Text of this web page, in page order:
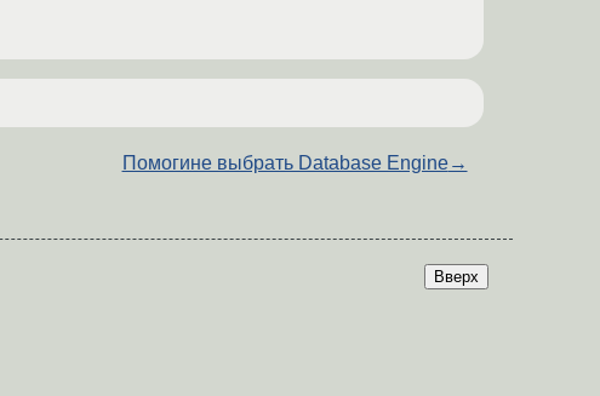
Помогине выбрать Database Engine→
Вверх